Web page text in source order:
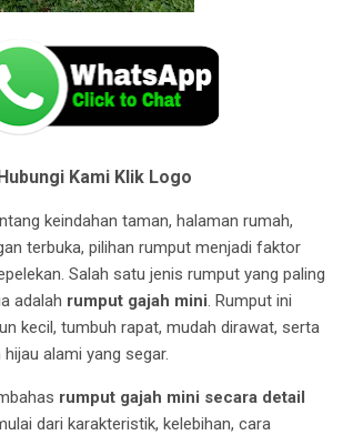
Kami Klik Logo
keindahan taman, halaman rumah,
terbuka, pilihan rumput menjadi faktor
Salah satu jenis rumput yang paling
adalah rumput gajah mini. Rumput ini
kecil, tumbuh rapat, mudah dirawat, serta
alami yang segar.
rumput gajah mini secara detail
dari karakteristik, kelebihan, cara